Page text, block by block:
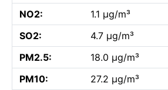
NO2:
1.1 µg/m³
SO2:
4.7 µg/m³
PM2.5:
18.0 µg/m³
PM10:
27.2 µg/m³